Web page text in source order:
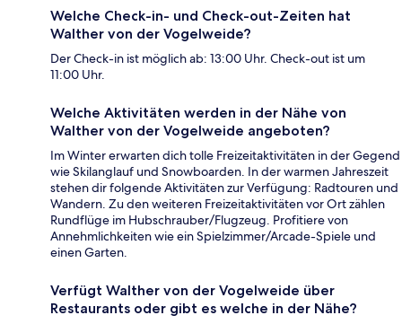
Welche Check-in- und Check-out-Zeiten hat
Walther von der Vogelweide?
Der Check-in ist möglich ab: 13:00 Uhr. Check-out ist um
11:00 Uhr.
Welche Aktivitäten werden in der Nähe von
Walther von der Vogelweide angeboten?
Im Winter erwarten dich tolle Freizeitaktivitäten in der Gegend
wie Skilanglauf und Snowboarden. In der warmen Jahreszeit
stehen dir folgende Aktivitäten zur Verfügung: Radtouren und
Wandern. Zu den weiteren Freizeitaktivitäten vor Ort zählen
Rundflüge im Hubschrauber/Flugzeug. Profitiere von
Annehmlichkeiten wie ein Spielzimmer/Arcade-Spiele und
einen Garten.
Verfügt Walther von der Vogelweide über
Restaurants oder gibt es welche in der Nähe?